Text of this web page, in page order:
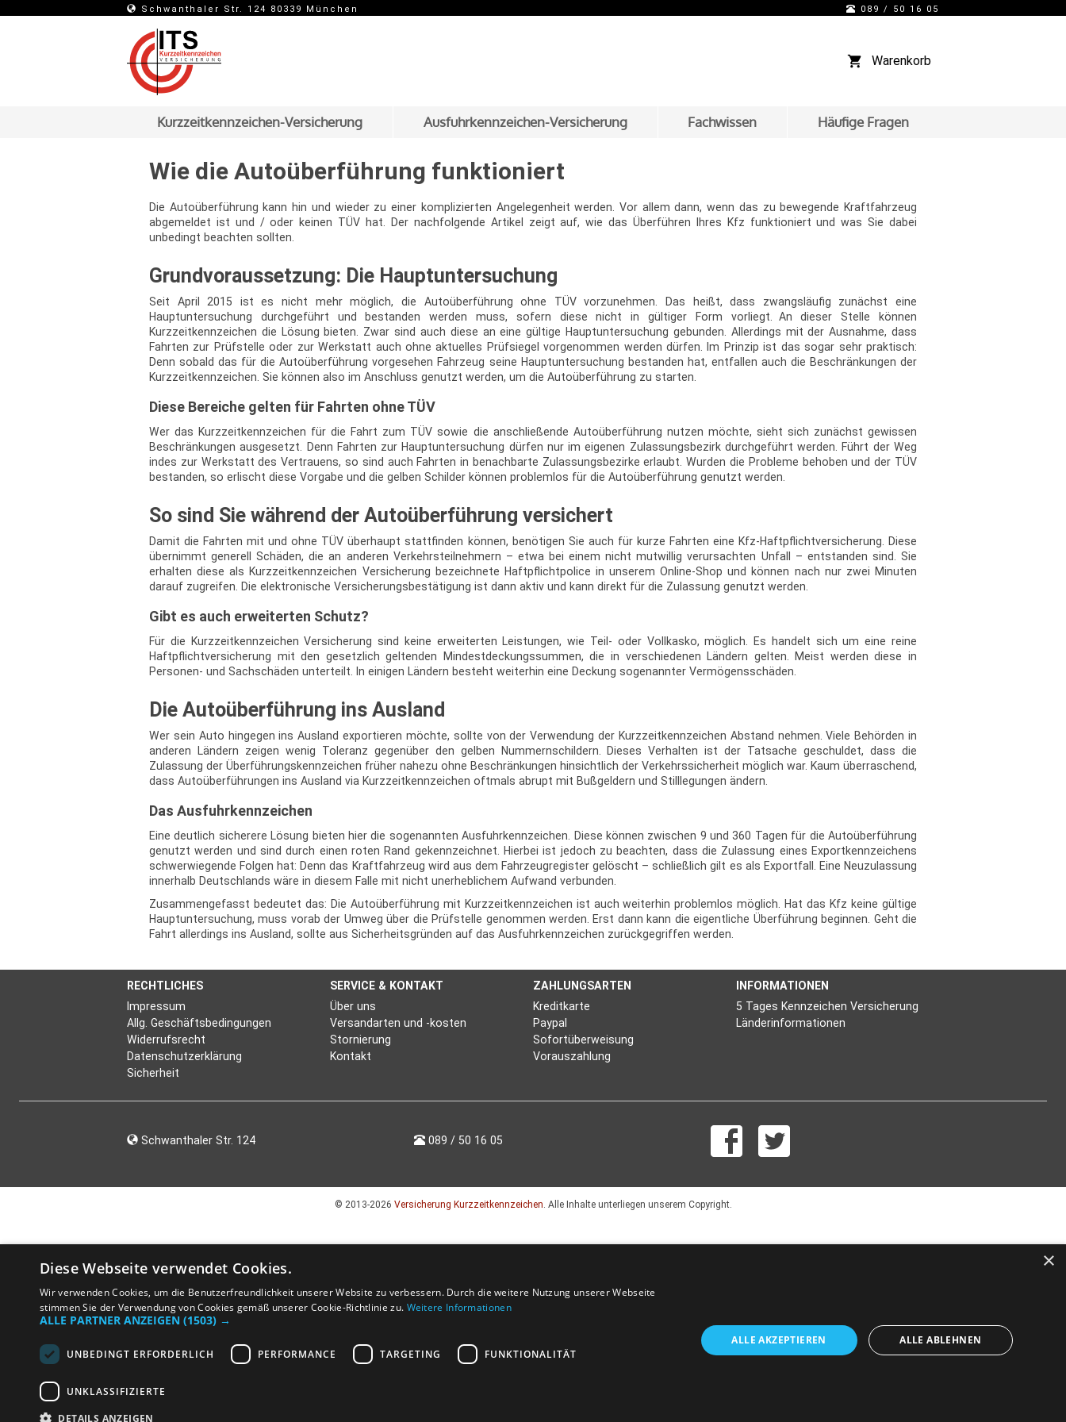
Schwanthaler Str. 124 80339 München 089 / 50 16 05
Warenkorb
Kurzzeitkennzeichen-Versicherung Ausfuhrkennzeichen-Versicherung Fachwissen Häufige Fragen
Wie die Autoüberführung funktioniert
Die Autoüberführung kann hin und wieder zu einer komplizierten Angelegenheit werden. Vor allem dann, wenn das zu bewegende Kraftfahrzeug
abgemeldet ist und / oder keinen TÜV hat. Der nachfolgende Artikel zeigt auf, wie das Überführen Ihres Kfz funktioniert und was Sie dabei
unbedingt beachten sollten.
Grundvoraussetzung: Die Hauptuntersuchung
Seit April 2015 ist es nicht mehr möglich, die Autoüberführung ohne TÜV vorzunehmen. Das heißt, dass zwangsläufig zunächst eine
Hauptuntersuchung durchgeführt und bestanden werden muss, sofern diese nicht in gültiger Form vorliegt. An dieser Stelle können
Kurzzeitkennzeichen die Lösung bieten. Zwar sind auch diese an eine gültige Hauptuntersuchung gebunden. Allerdings mit der Ausnahme, dass
Fahrten zur Prüfstelle oder zur Werkstatt auch ohne aktuelles Prüfsiegel vorgenommen werden dürfen. Im Prinzip ist das sogar sehr praktisch:
Denn sobald das für die Autoüberführung vorgesehen Fahrzeug seine Hauptuntersuchung bestanden hat, entfallen auch die Beschränkungen der
Kurzzeitkennzeichen. Sie können also im Anschluss genutzt werden, um die Autoüberführung zu starten.
Diese Bereiche gelten für Fahrten ohne TÜV
Wer das Kurzzeitkennzeichen für die Fahrt zum TÜV sowie die anschließende Autoüberführung nutzen möchte, sieht sich zunächst gewissen
Beschränkungen ausgesetzt. Denn Fahrten zur Hauptuntersuchung dürfen nur im eigenen Zulassungsbezirk durchgeführt werden. Führt der Weg
indes zur Werkstatt des Vertrauens, so sind auch Fahrten in benachbarte Zulassungsbezirke erlaubt. Wurden die Probleme behoben und der TÜV
bestanden, so erlischt diese Vorgabe und die gelben Schilder können problemlos für die Autoüberführung genutzt werden.
So sind Sie während der Autoüberführung versichert
Damit die Fahrten mit und ohne TÜV überhaupt stattfinden können, benötigen Sie auch für kurze Fahrten eine Kfz-Haftpflichtversicherung. Diese
übernimmt generell Schäden, die an anderen Verkehrsteilnehmern – etwa bei einem nicht mutwillig verursachten Unfall – entstanden sind. Sie
erhalten diese als Kurzzeitkennzeichen Versicherung bezeichnete Haftpflichtpolice in unserem Online-Shop und können nach nur zwei Minuten
darauf zugreifen. Die elektronische Versicherungsbestätigung ist dann aktiv und kann direkt für die Zulassung genutzt werden.
Gibt es auch erweiterten Schutz?
Für die Kurzzeitkennzeichen Versicherung sind keine erweiterten Leistungen, wie Teil- oder Vollkasko, möglich. Es handelt sich um eine reine
Haftpflichtversicherung mit den gesetzlich geltenden Mindestdeckungssummen, die in verschiedenen Ländern gelten. Meist werden diese in
Personen- und Sachschäden unterteilt. In einigen Ländern besteht weiterhin eine Deckung sogenannter Vermögensschäden.
Die Autoüberführung ins Ausland
Wer sein Auto hingegen ins Ausland exportieren möchte, sollte von der Verwendung der Kurzzeitkennzeichen Abstand nehmen. Viele Behörden in
anderen Ländern zeigen wenig Toleranz gegenüber den gelben Nummernschildern. Dieses Verhalten ist der Tatsache geschuldet, dass die
Zulassung der Überführungskennzeichen früher nahezu ohne Beschränkungen hinsichtlich der Verkehrssicherheit möglich war. Kaum überraschend,
dass Autoüberführungen ins Ausland via Kurzzeitkennzeichen oftmals abrupt mit Bußgeldern und Stilllegungen ändern.
Das Ausfuhrkennzeichen
Eine deutlich sicherere Lösung bieten hier die sogenannten Ausfuhrkennzeichen. Diese können zwischen 9 und 360 Tagen für die Autoüberführung
genutzt werden und sind durch einen roten Rand gekennzeichnet. Hierbei ist jedoch zu beachten, dass die Zulassung eines Exportkennzeichens
schwerwiegende Folgen hat: Denn das Kraftfahrzeug wird aus dem Fahrzeugregister gelöscht – schließlich gilt es als Exportfall. Eine Neuzulassung
innerhalb Deutschlands wäre in diesem Falle mit nicht unerheblichem Aufwand verbunden.
Zusammengefasst bedeutet das: Die Autoüberführung mit Kurzzeitkennzeichen ist auch weiterhin problemlos möglich. Hat das Kfz keine gültige
Hauptuntersuchung, muss vorab der Umweg über die Prüfstelle genommen werden. Erst dann kann die eigentliche Überführung beginnen. Geht die
Fahrt allerdings ins Ausland, sollte aus Sicherheitsgründen auf das Ausfuhrkennzeichen zurückgegriffen werden.
RECHTLICHES
Impressum
Allg. Geschäftsbedingungen
Widerrufsrecht
Datenschutzerklärung
Sicherheit
SERVICE & KONTAKT
Über uns
Versandarten und -kosten
Stornierung
Kontakt
ZAHLUNGSARTEN
Kreditkarte
Paypal
Sofortüberweisung
Vorauszahlung
INFORMATIONEN
5 Tages Kennzeichen Versicherung
Länderinformationen
Schwanthaler Str. 124 089 / 50 16 05
© 2013-2026 Versicherung Kurzzeitkennzeichen. Alle Inhalte unterliegen unserem Copyright.
×
Diese Webseite verwendet Cookies.
Wir verwenden Cookies, um die Benutzerfreundlichkeit unserer Website zu verbessern. Durch die weitere Nutzung unserer Webseite
stimmen Sie der Verwendung von Cookies gemäß unserer Cookie-Richtlinie zu. Weitere Informationen
ALLE PARTNER ANZEIGEN (1503) →
UNBEDINGT ERFORDERLICH PERFORMANCE TARGETING FUNKTIONALITÄT
UNKLASSIFIZIERTE
DETAILS ANZEIGEN
ALLE AKZEPTIEREN ALLE ABLEHNEN